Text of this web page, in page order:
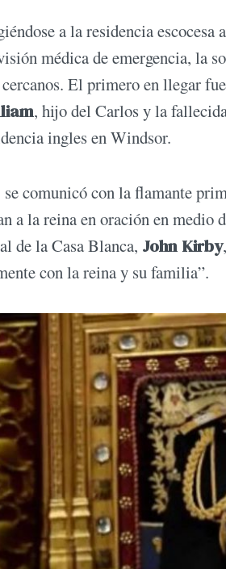
a la residencia escocesa
médica de emergencia, la
El primero en llegar
, hijo del Carlos y la
ingles en Windsor.
se comunicó con la flamante
a la reina en oración en medio
de la Casa Blanca, John Kirby
con la reina y su familia”.